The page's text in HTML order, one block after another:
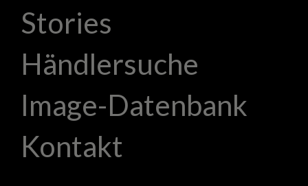
Stories
Händlersuche
Image-Datenbank
Kontakt